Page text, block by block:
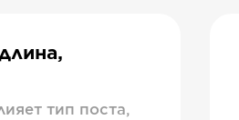
тип поста,